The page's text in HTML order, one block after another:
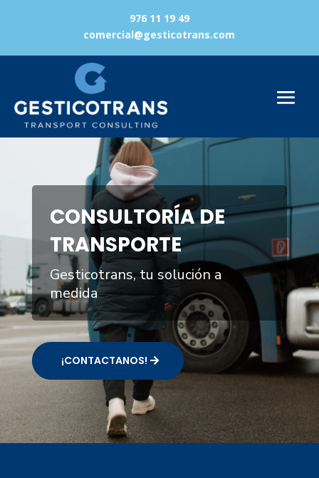
976 11 19 49
comercial@gesticotrans.com
CONSULTORÍA DE
TRANSPORTE
Gesticotrans, tu solución a
medida
¡CONTACTANOS!